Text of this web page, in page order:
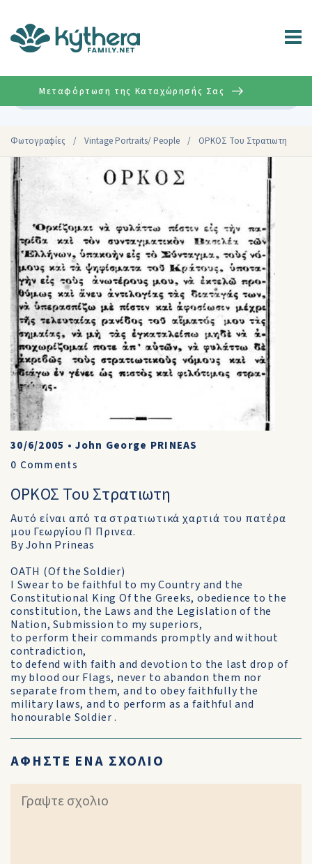
Φωτογραφίες / Vintage Portraits/ People / ΟΡΚΟΣ Του Στρατιωτη
Μεταφόρτωση της Καταχώρησής Σας
30/6/2005 •John George PRINEAS
0 Comments
ΟΡΚΟΣ Του Στρατιωτη
Αυτό είναι από τα στρατιωτικά χαρτιά του πατέρα
μου Γεωργίου Π Πρινεα.
By John Prineas
OATH (Of the Soldier)
I Swear to be faithful to my Country and the
Constitutional King Of the Greeks, obedience to the
constitution, the Laws and the Legislation of the
Nation, Submission to my superiors,
to perform their commands promptly and without
contradiction,
to defend with faith and devotion to the last drop of
my blood our Flags, never to abandon them nor
separate from them, and to obey faithfully the
military laws, and to perform as a faithful and
honourable Soldier .
ΑΦΗΣΤΕ ΕΝΑ ΣΧΟΛΙΟ